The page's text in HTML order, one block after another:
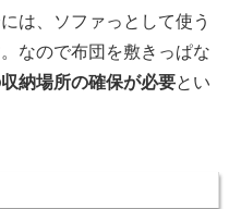
は、ソファっとして使う
なので布団を敷きっぱな
納場所の確保が必要とい